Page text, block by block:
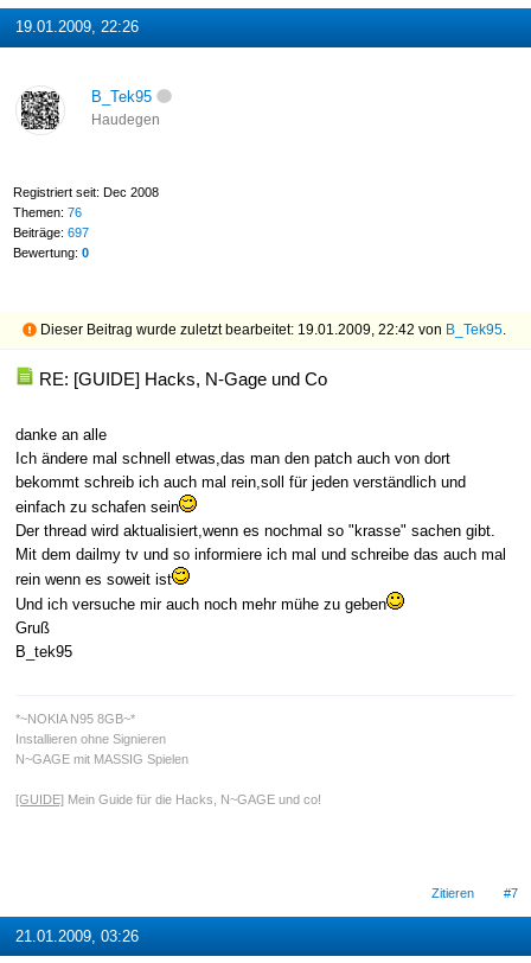
19.01.2009, 22:26
B_Tek95
Haudegen
Registriert seit: Dec 2008
Themen: 76
Beiträge: 697
Bewertung: 0
Dieser Beitrag wurde zuletzt bearbeitet: 19.01.2009, 22:42 von B_Tek95.
RE: [GUIDE] Hacks, N-Gage und Co
danke an alle
Ich ändere mal schnell etwas,das man den patch auch von dort
bekommt schreib ich auch mal rein,soll für jeden verständlich und
einfach zu schafen sein
Der thread wird aktualisiert,wenn es nochmal so "krasse" sachen gibt.
Mit dem dailmy tv und so informiere ich mal und schreibe das auch mal
rein wenn es soweit ist
Und ich versuche mir auch noch mehr mühe zu geben
Gruß
B_tek95
*~NOKIA N95 8GB~*
Installieren ohne Signieren
N~GAGE mit MASSIG Spielen
[GUIDE]Mein Guide für die Hacks, N~GAGE und co!
Zitieren #7
21.01.2009, 03:26